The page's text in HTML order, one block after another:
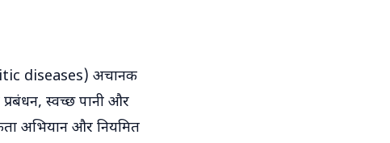
diseases) अचानक
स्वच्छ पानी और
अभियान और नियमित